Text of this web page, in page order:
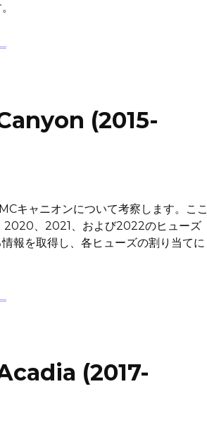
(2015-
キャニオンについて考察します。ここ
2020、2021、および2022のヒューズ
報を取得し、各ヒューズの割り当てに
(2017-